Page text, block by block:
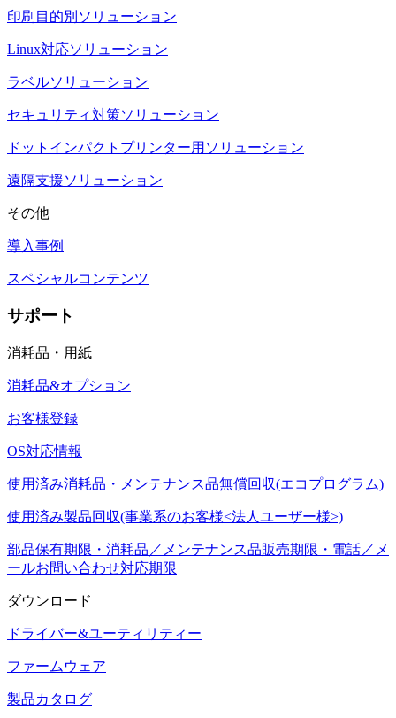
印刷目的別ソリューション
Linux対応ソリューション
ラベルソリューション
セキュリティ対策ソリューション
ドットインパクトプリンター用ソリューション
遠隔支援ソリューション
その他
導入事例
スペシャルコンテンツ
サポート
消耗品・用紙
消耗品&オプション
お客様登録
OS対応情報
使用済み消耗品・メンテナンス品無償回収(エコプログラム)
使用済み製品回収(事業系のお客様<法人ユーザー様>)
部品保有期限・消耗品／メンテナンス品販売期限・電話／メ
ールお問い合わせ対応期限
ダウンロード
ドライバー&ユーティリティー
ファームウェア
製品カタログ